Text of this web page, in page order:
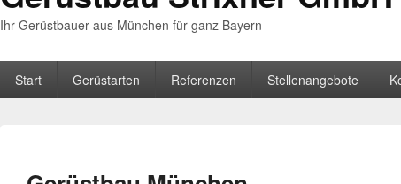
Ihr Gerüstbauer aus München für ganz Bayern
Start Gerüstarten Referenzen Stellenangebote